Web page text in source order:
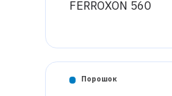
FERROXON 560
Порошок